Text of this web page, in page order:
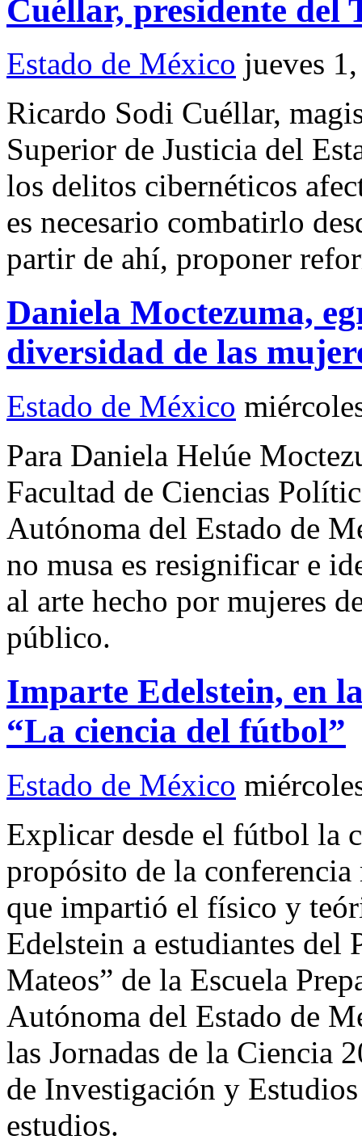
Cuéllar, presidente del
Estado de México jueves
Ricardo Sodi Cuéllar,
Superior de Justicia del
los delitos cibernéticos
es necesario combatirlo
partir de ahí, proponer
Daniela Moctezuma,
diversidad de las
Estado de México
Para Daniela Helúe
Facultad de Ciencias
Autónoma del Estado de
no musa es resignificar e
al arte hecho por mujeres
público.
Imparte Edelstein, en
“La ciencia del fútbol”
Estado de México
Explicar desde el fútbol la
propósito de la
que impartió el físico y
Edelstein a estudiantes
Mateos” de la Escuela
Autónoma del Estado de
las Jornadas de la Ciencia
de Investigación y Estudios
estudios.